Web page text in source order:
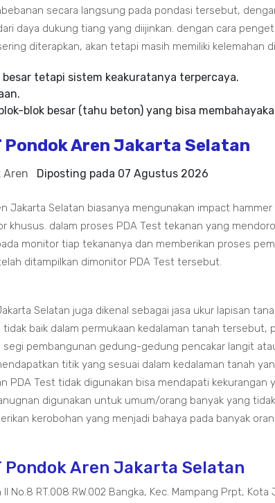
secara langsung pada pondasi tersebut,
daya dukung tiang yang diijinkan. dengan cara
diterapkan, akan tetapi masih memiliki kelemahan
tetapi sistem keakuratanya terpercaya.
blok besar (tahu beton) yang bisa
Pondok Aren Jakarta Selatan
Aren Diposting pada 07 Agustus 2026
Jakarta Selatan biasanya mengunakan impact
khusus. dalam proses PDA Test tekanan yang
monitor tiap tekananya dan memberikan proses
ditampilkan dimonitor PDA Test tersebut.
Selatan juga dikenal sebagai jasa ukur lapisan
baik dalam permukaan kedalaman tanah tersebut,
segi pembangunan gedung-gedung pencakar langit
titik yang sesuai dalam kedalaman tanah
PDA Test tidak digunakan bisa mendapati kekurangan
digunakan untuk umum/orang banyak yang
kerobohan yang menjadi bahaya pada banyak
Pondok Aren Jakarta Selatan
No.8 RT.008 RW.002 Bangka, Kec. Mampang Prpt, Kota